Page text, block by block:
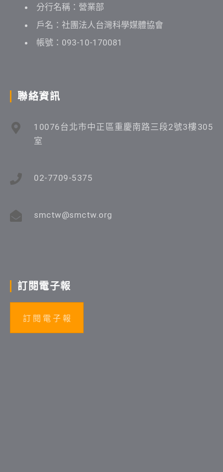
分行名稱：營業部
戶名：社團法人台灣科學媒體協會
帳號：093-10-170081
聯絡資訊
10076台北市中正區重慶南路三段2號3樓305
室
02-7709-5375
smctw@smctw.org
訂閱電子報
訂 閱 電 子 報